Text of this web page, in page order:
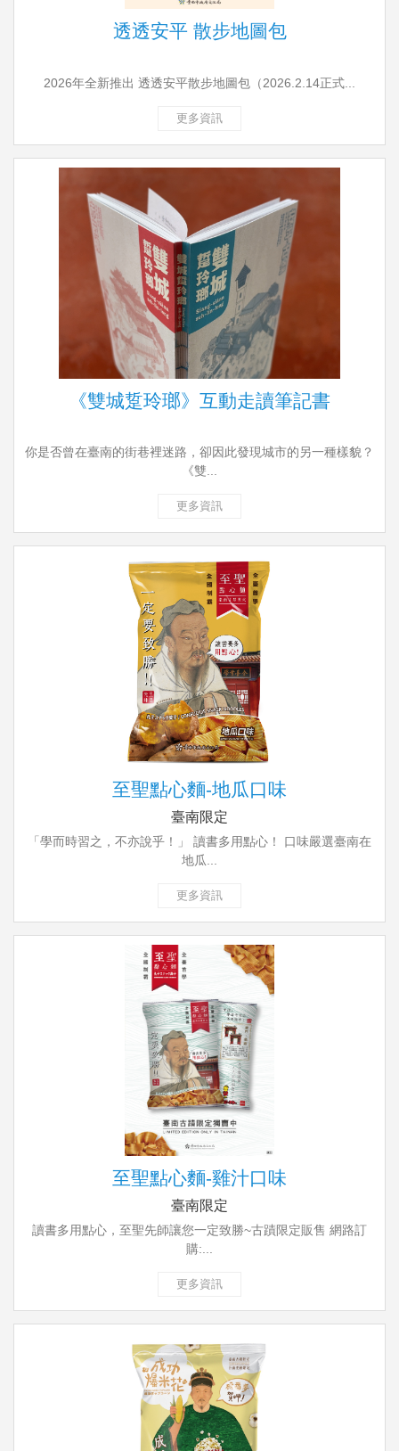
透透安平 散步地圖包
2026年全新推出 透透安平散步地圖包（2026.2.14正式...
更多資訊
《雙城踅玲瑯》互動走讀筆記書
你是否曾在臺南的街巷裡迷路，卻因此發現城市的另一種樣貌？
《雙...
更多資訊
至聖點心麵-地瓜口味
臺南限定
「學而時習之，不亦說乎！」 讀書多用點心！ 口味嚴選臺南在
地瓜...
更多資訊
至聖點心麵-雞汁口味
臺南限定
讀書多用點心，至聖先師讓您一定致勝~古蹟限定販售 網路訂
購:...
更多資訊